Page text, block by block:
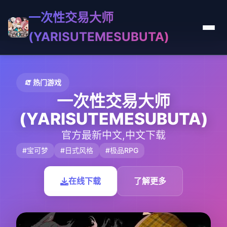
一次性交易大师
(YARISUTEMESUBUTA)
🧯 热门游戏
一次性交易大师
(YARISUTEMESUBUTA)
官方最新中文,中文下载
#宝可梦 #日式风格 #极品RPG
在线下载 了解更多